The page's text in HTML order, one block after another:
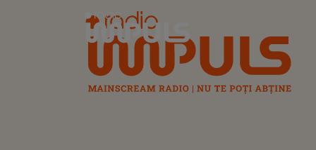
Radio Impuls